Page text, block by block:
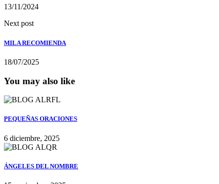
13/11/2024
Next post
MILA RECOMIENDA
18/07/2025
You may also like
PEQUEÑAS ORACIONES
6 diciembre, 2025
ÁNGELES DEL NOMBRE